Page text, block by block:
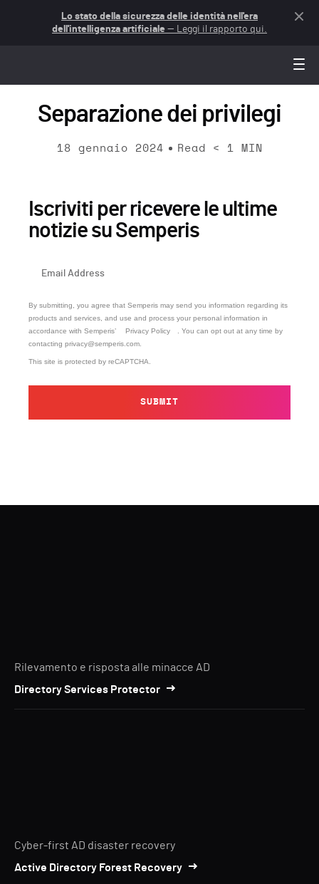
Lo stato della sicurezza delle identità nell'era
dell'intelligenza artificiale — Leggi il rapporto qui.
Separazione dei privilegi
18 gennaio 2024 Read < 1 MIN
Iscriviti per ricevere le ultime
notizie su Semperis
By submitting, you agree that Semperis may send you information regarding its
products and services, and use and process your personal information in
accordance with Semperis’
Privacy Policy
. You can opt out at any time by
contacting privacy@semperis.com.
This site is protected by reCAPTCHA.
SUBMIT
Rilevamento e risposta alle minacce AD
Directory Services Protector
Cyber-first AD disaster recovery
Active Directory Forest Recovery